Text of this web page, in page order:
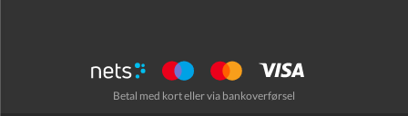
Betal med kort eller via bankoverførsel